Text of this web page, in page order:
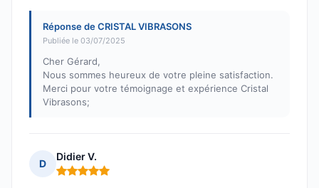
Réponse de CRISTAL VIBRASONS
Publiée le 03/07/2025
Cher Gérard,
Nous sommes heureux de votre pleine satisfaction.
Merci pour votre témoignage et expérience Cristal
Vibrasons;
D
Didier V.
Note : 5 sur 5